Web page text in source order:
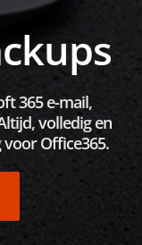
365 e-mail,
volledig en
Office365.